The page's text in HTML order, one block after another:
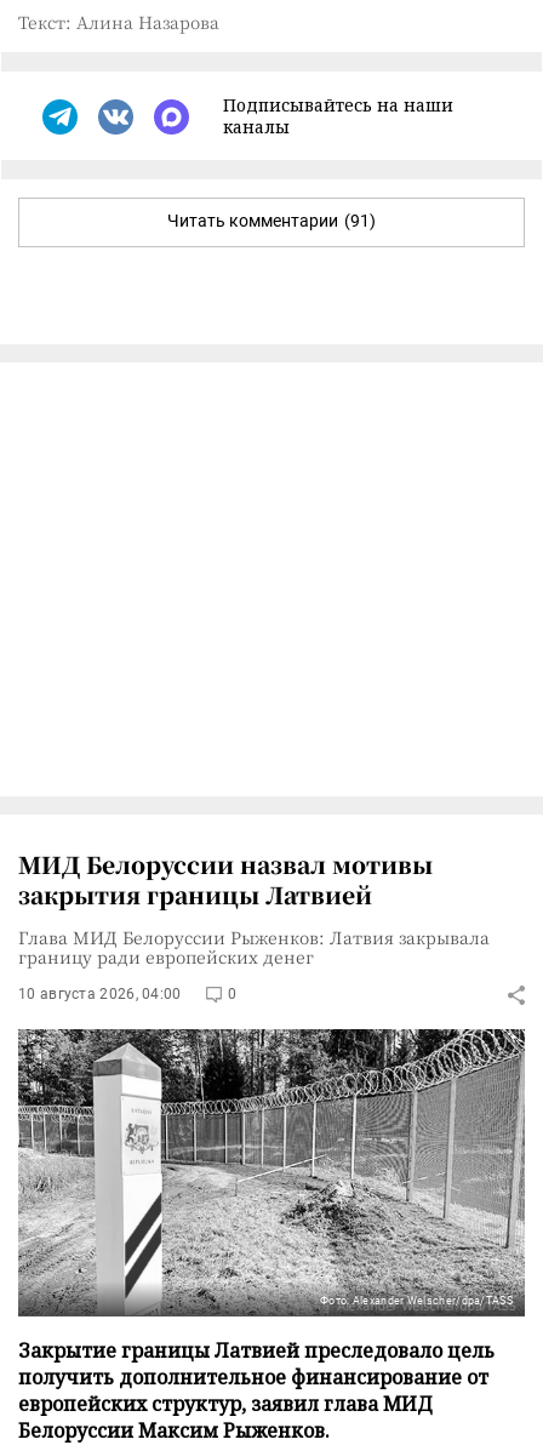
Текст: Алина Назарова
Подписывайтесь на наши
каналы
Читать комментарии (91)
МИД Белоруссии назвал мотивы
закрытия границы Латвией
Глава МИД Белоруссии Рыженков: Латвия закрывала
границу ради европейских денег
10 августа 2026, 04:00 0
Фото: Alexander Welscher/dpa/TASS
Закрытие границы Латвией преследовало цель
получить дополнительное финансирование от
европейских структур, заявил глава МИД
Белоруссии Максим Рыженков.